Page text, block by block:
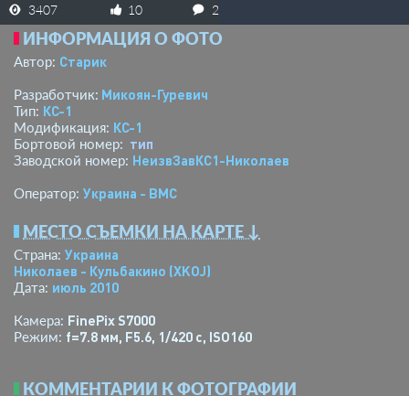
3407 10 2
ИНФОРМАЦИЯ О ФОТО
Автор: Старик
Разработчик: Микоян-Гуревич
Тип: КС-1
Модификация: КС-1
Бортовой номер: тип
Заводской номер: НеизвЗавКС1-Николаев
Оператор: Украина - ВМС
МЕСТО СЪЕМКИ НА КАРТЕ ↓
Страна: Украина
Николаев - Кульбакино (XKOJ)
Дата: июль 2010
Камера: FinePix S7000
Режим: f=7.8 мм, F5.6, 1/420 с, ISO160
КОММЕНТАРИИ К ФОТОГРАФИИ